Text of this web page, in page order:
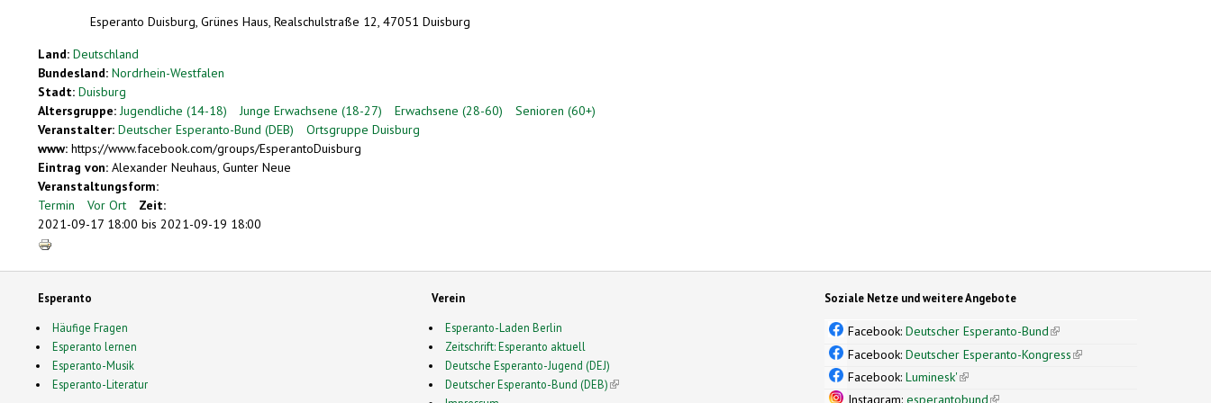
Esperanto Duisburg, Grünes Haus, Realschulstraße 12, 47051 Duisburg
Land: Deutschland
Bundesland: Nordrhein-Westfalen
Stadt: Duisburg
Altersgruppe:Jugendliche (14-18) Junge Erwachsene (18-27) Erwachsene (28-60)
Senioren (60+)
Veranstalter: Deutscher Esperanto-Bund (DEB)
Ortsgruppe Duisburg
www: https://www.facebook.com/groups/EsperantoDuisburg
Eintrag von: Alexander Neuhaus, Gunter Neue
Veranstaltungsform:
Termin
Vor Ort
Zeit:
2021-09-17 18:00 bis 2021-09-19 18:00
Esperanto
Häufige Fragen
Esperanto lernen
Esperanto-Musik
Esperanto-Literatur
Verein
Esperanto-Laden Berlin
Zeitschrift: Esperanto aktuell
Deutsche Esperanto-Jugend (DEJ)
Deutscher Esperanto-Bund (DEB)(link is external)
Soziale Netze und weitere Angebote
Facebook:Deutscher Esperanto-Bund(link is external)
Facebook:Deutscher Esperanto-Kongress(link is external)
Facebook:Luminesk'(link is external)
Instagram:esperantobund(link is external)